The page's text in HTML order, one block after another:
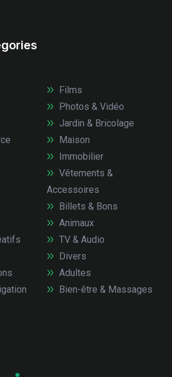
Films
Photos & Vidéo
Jardin & Bricolage
Maison
Immobilier
Vêtements &
Accessoires
Billets & Bons
Animaux
TV & Audio
Divers
Adultes
Bien-être & Massages